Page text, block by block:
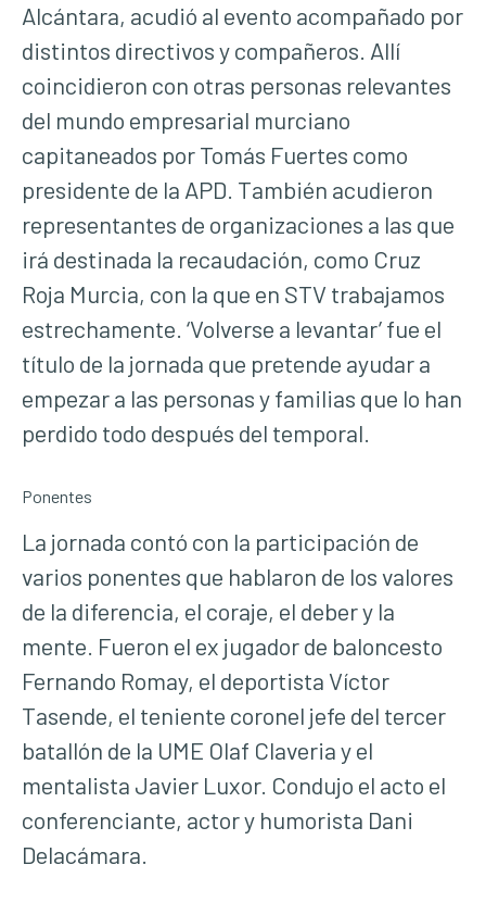
Alcántara, acudió al evento acompañado por
distintos directivos y compañeros. Allí
coincidieron con otras personas relevantes
del mundo empresarial murciano
capitaneados por Tomás Fuertes como
presidente de la APD. También acudieron
representantes de organizaciones a las que
irá destinada la recaudación, como Cruz
Roja Murcia, con la que en STV trabajamos
estrechamente. ‘Volverse a levantar’ fue el
título de la jornada que pretende ayudar a
empezar a las personas y familias que lo han
perdido todo después del temporal.
Ponentes
La jornada contó con la participación de
varios ponentes que hablaron de los valores
de la diferencia, el coraje, el deber y la
mente. Fueron el ex jugador de baloncesto
Fernando Romay, el deportista Víctor
Tasende, el teniente coronel jefe del tercer
batallón de la UME Olaf Claveria y el
mentalista Javier Luxor. Condujo el acto el
conferenciante, actor y humorista Dani
Delacámara.